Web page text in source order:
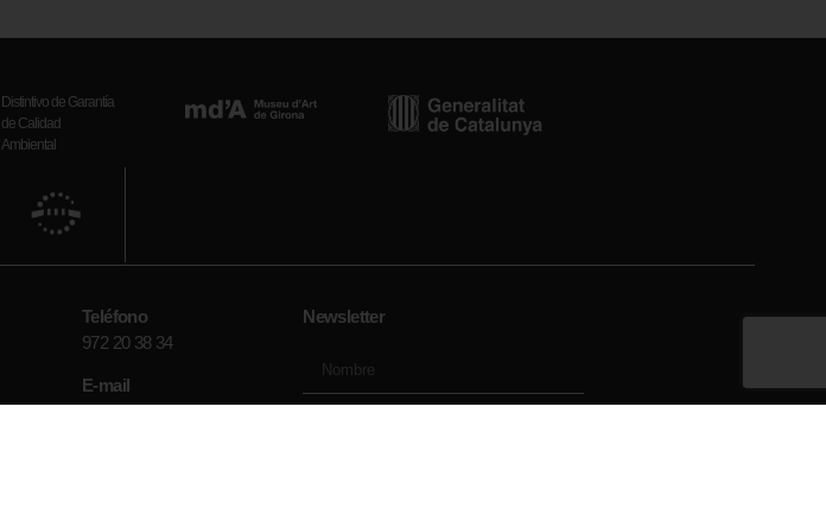
Distintivo de Garantía
de Calidad
Ambiental
Teléfono
972 20 38 34
E-mail
museuart_girona.cultura@gencat.cat
Newsletter